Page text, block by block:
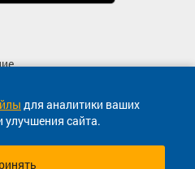
для аналитики ваших
улучшения сайта.
сообщения